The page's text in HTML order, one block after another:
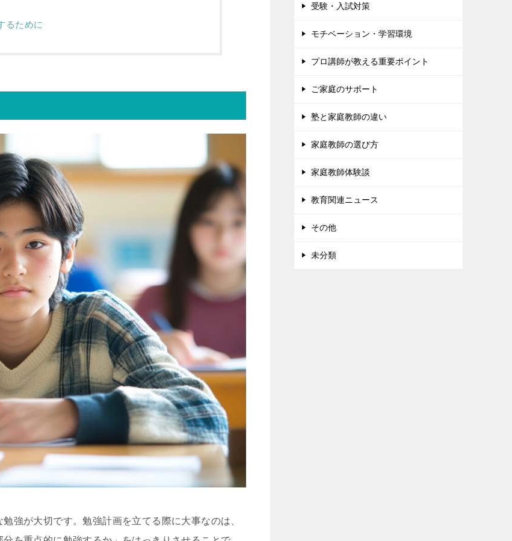
るために
強が大切です。勉強計画を立てる際に大事なのは、
受験・入試対策
モチベーション・学習環境
プロ講師が教える重要ポイント
ご家庭のサポート
塾と家庭教師の違い
家庭教師の選び方
家庭教師体験談
教育関連ニュース
その他
未分類